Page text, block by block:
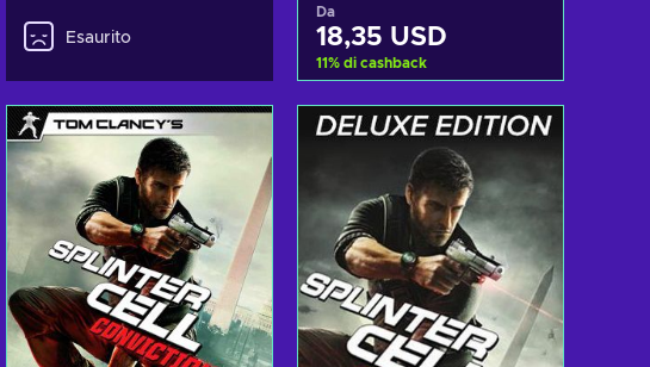
Esaurito
Da
18,35 USD
11% di cashback
Aggiungi al carrello
Visualizza offerte